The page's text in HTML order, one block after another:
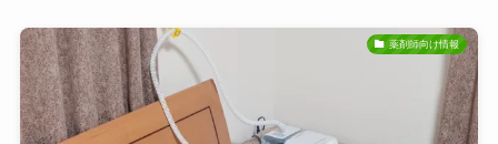
薬剤師向け情報